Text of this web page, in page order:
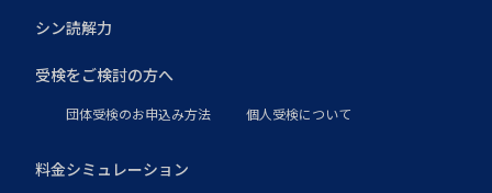
シン読解力
受検をご検討の方へ
団体受検のお申込み方法 個人受検について
料金シミュレーション